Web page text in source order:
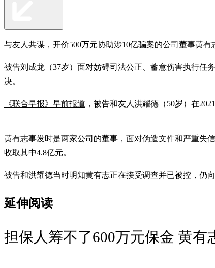
与友人共谋，开价500万元协助涉10亿骗案的公司董事黄
被告刘成龙（37岁）面对妨碍司法公正、蓄意伤害执行任
决。
《联合早报》早前报道 ，被告和友人洪耀德（50岁）在
黄有志事发时是两家公司的董事，面对伪造文件和严重失
收取其中4.8亿元。
被告和洪耀德当时明知黄有志正在接受调查并已被控，仍
延伸阅读
担保人筹不了600万元保金 黄有